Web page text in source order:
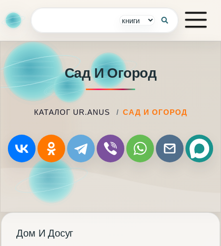
Сад И Огород
КАТАЛОГ UR.ANUS САД И ОГОРОД
Дом И Досуг